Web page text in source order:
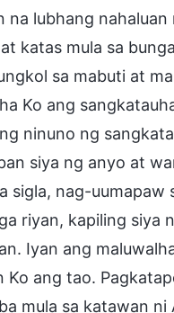
na lubhang
katas mula sa
sa mabuti at
Ko ang
ninuno ng
siya ng anyo at
sigla, nag-uumapaw
riyan, kapiling siya
Iyan ang
Ko ang tao.
mula sa katawan ni